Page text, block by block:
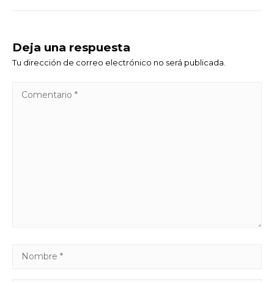
Deja una respuesta
Tu dirección de correo electrónico no será publicada.